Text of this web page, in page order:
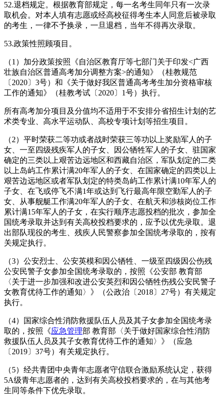
52.退档规定。根据教育部规定，每一名考生同年只有一次录
取机会。对本人填有志愿或经高校征得考生本人同意后被录取
的考生，一律不予换录，一旦退档，当年不得再次录取。
53.政策性照顾项目。
（1）加分政策按照《自治区教育厅等七部门关于印发<广西
壮族自治区普通高考加分调整方案>的通知》（桂教规范
〔2020〕3号）和《关于做好我区普通高考考生加分资格审核
工作的通知》（桂教考试〔2020〕1号）执行。
所有高考加分项目及分值均不适用于不安排分省招生计划的艺
术类专业、高水平运动队、高校专项计划等招生项目。
（2）平时荣获二等功或者战时荣获三等功以上奖励军人的子
女、一至四级残疾军人的子女、因公牺牲军人的子女、驻国家
确定的三类以上艰苦边远地区和西藏自治区，军队划定的二类
以上岛屿工作累计满20年军人的子女、在国家确定的四类以上
艰苦边远地区或者军队划定的特类岛屿工作累计满10年军人的
子女、在飞或停飞不满1年或达到飞行最高年限空勤军人的子
女、从事舰艇工作满20年军人的子女、在航天和涉核岗位工作
累计满15年军人的子女，在实行顺序志愿投档的批次，参加全
国统考录取并达到有关高校投档要求的，应予以优先录取。退
出部队现役的考生、残疾人民警察参加全国统考录取的，按有
关规定执行。
（3）公安烈士、公安英模和因公牺牲、一级至四级因公伤残
公安民警子女参加全国统考录取的，按照《公安部 教育部
〈关于进一步加强和改进公安英烈和因公牺牲伤残公安民警子
女教育优待工作的通知〉》（公政治〔2018〕27号）有关规定
执行。
（4）国家综合性消防救援队伍人员及其子女参加全国统考录
取的，按照《应急管理部 教育部〈关于做好国家综合性消防
救援队伍人员及其子女教育优待工作的通知〉》（应急
〔2019〕37号）有关规定执行。
（5）经共青团中央青年志愿者守信联合激励系统认定，获得
5A级青年志愿者的，达到有关高校投档要求的，在与其他考
生同等条件下优先录取。